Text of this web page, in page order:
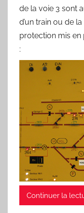
de la voie 3 sont
d’un train ou de
protection mis en
:
Continuer la